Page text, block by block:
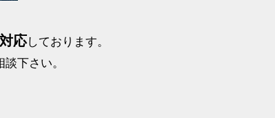
対応しております。
下さい。